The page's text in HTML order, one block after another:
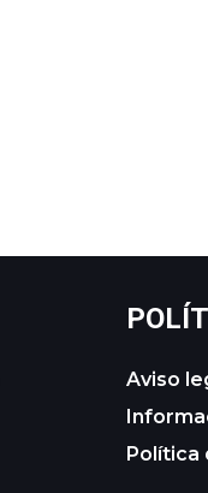
Aviso
Política